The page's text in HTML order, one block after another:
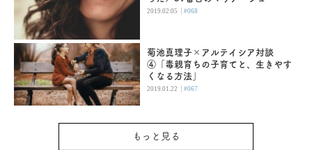
2019.02.05 |#068
菊池真理子×アルテイシア対談
④「毒親育ちの子育てと、生きやす
くなる方法」
2019.01.22 |#067
もっと見る